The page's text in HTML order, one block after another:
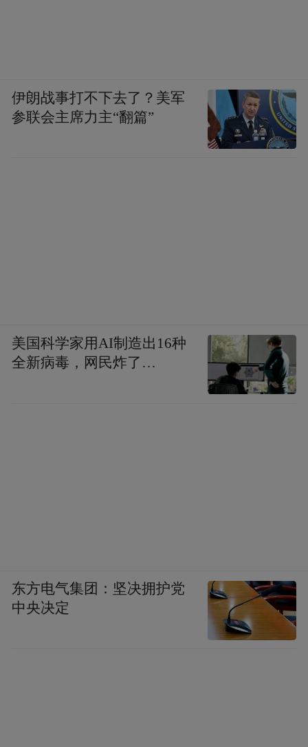
伊朗战事打不下去了？美军
参联会主席力主“翻篇”
美国科学家用AI制造出16种
全新病毒，网民炸了…
东方电气集团：坚决拥护党
中央决定